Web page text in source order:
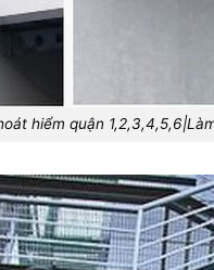
hiểm quận